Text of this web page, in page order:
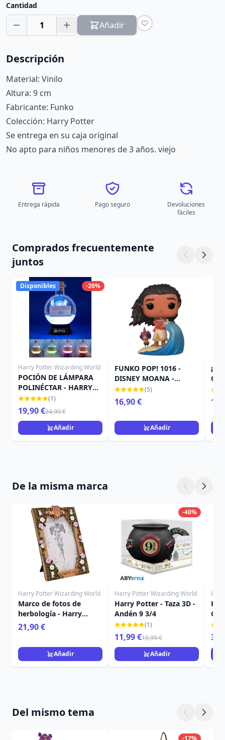
Cantidad
1 Añadir
Descripción
Material: Vinilo
Altura: 9 cm
Fabricante: Funko
Colección: Harry Potter
Se entrega en su caja original
No apto para niños menores de 3 años. viejo
Entrega rápida Pago seguro
Devoluciones
fáciles
Comprados frecuentemente
juntos
-20%
Disponibles
Harry Potter Wizarding World
POCIÓN DE LÁMPARA
POLINÉCTAR - HARRY
POTTER (1)
19,90 €24,90 €
Añadir
FUNKO POP! 1016 -
DISNEY MOANA -
ULTIMATE PRINCESS
MOANA
(5)
16,90 €
Añadir
¡
LA
De la misma marca
Harry Potter Wizarding World
Marco de fotos de
herbología - Harry
Potter
21,90 €
Añadir
-40%
Harry Potter Wizarding World
Harry Potter - Taza 3D -
Andén 9 3/4
(1)
11,99 €19,99 €
Añadir
Del mismo tema
-17%